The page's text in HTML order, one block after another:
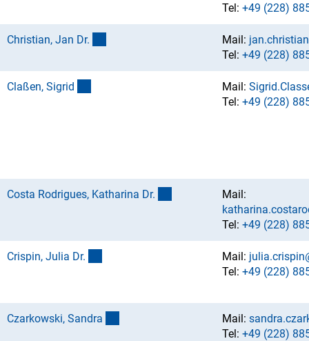
Tel: +49 (228)
Christian, Jan Dr. Mail:
Tel: +49 (228)
Claßen, Sigrid Mail:
Tel: +49 (228)
Costa Rodrigues, Katharina Dr. (externer Link)
Mail:
Tel: +49 (228)
Crispin, Julia Dr. Mail:
Tel: +49 (228)
Czarkowski, Sandra Mail:
Tel: +49 (228)